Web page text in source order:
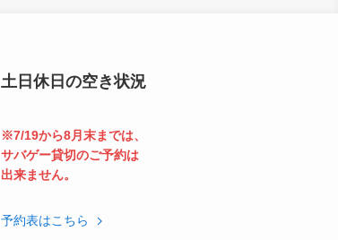
土日休日の空き状況
※7/19から8月末までは、
サバゲー貸切のご予約は
出来ません。
予約表はこちら